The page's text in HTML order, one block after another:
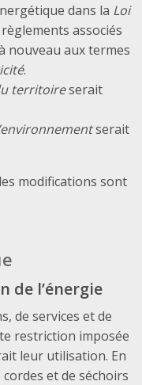
dans la Loi
règlements associés
nouveau aux termes
.
territoireserait
serait
modifications sont
de l’énergie
de services et de
restriction imposée
leur utilisation. En
et de séchoirs